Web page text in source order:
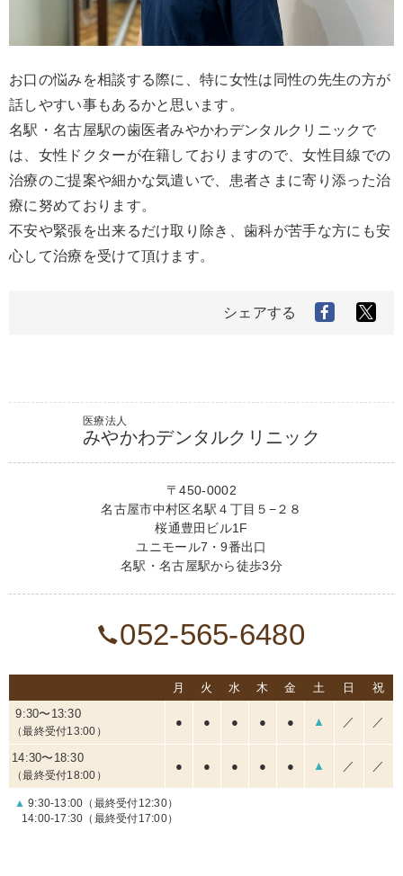
お口の悩みを相談する際に、特に女性は同性の先生の方が
話しやすい事もあるかと思います。
名駅・名古屋駅の歯医者みやかわデンタルクリニックで
は、女性ドクターが在籍しておりますので、女性目線での
治療のご提案や細かな気遣いで、患者さまに寄り添った治
療に努めております。
不安や緊張を出来るだけ取り除き、歯科が苦手な方にも安
心して治療を受けて頂けます。
シェアする
医療法人
みやかわデンタルクリニック
〒450-0002
名古屋市中村区名駅４丁目５−２８
桜通豊田ビル1F
ユニモール7・9番出口
名駅・名古屋駅から徒歩3分
052-565-6480
月 火 水 木 金 土 日
祝
9:30〜13:30
（最終受付13:00）
● ● ● ● ● ▲ ／ ／
14:30〜18:30
（最終受付18:00）
● ● ● ● ● ▲ ／ ／
▲ 9:30-13:00（最終受付12:30）
14:00-17:30（最終受付17:00）